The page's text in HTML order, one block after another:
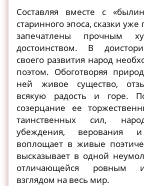
Составляя вместе с
старинного эпоса, сказки
запечатлены прочным
достоинством. В
своего развития народ
поэтом. Обоготворяя
ней живое существо,
всякую радость и горе.
созерцание ее
таинственных сил,
убеждения, верования
воплощает в живые
высказывает в одной
отличающейся ровным
взглядом на весь мир.